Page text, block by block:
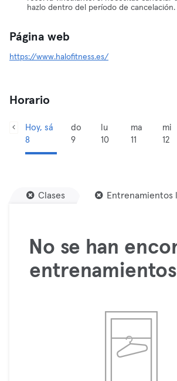
hazlo dentro del período de cancelación.
Página web
https://www.halofitness.es/
Horario
Hoy, sá
8
do
9
lu
10
ma
11
mi
12
Clases Entrenamientos
No se han